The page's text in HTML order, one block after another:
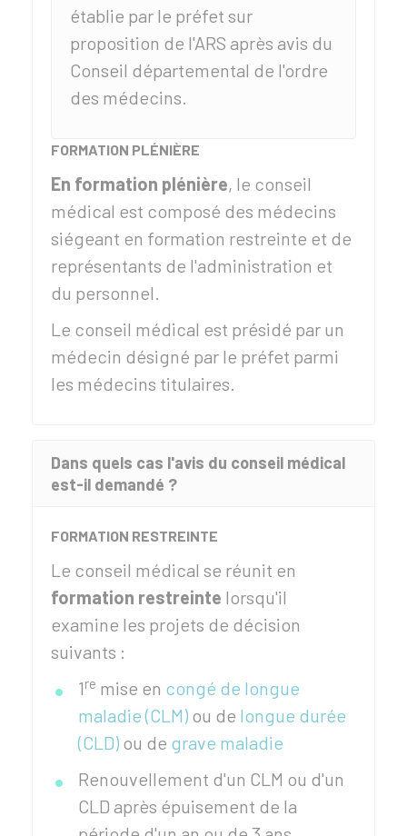
établie par le préfet sur
proposition de l'ARS après avis du
Conseil départemental de l'ordre
des médecins.
FORMATION PLÉNIÈRE
En formation plénière, le conseil
médical est composé des médecins
siégeant en formation restreinte et de
représentants de l'administration et
du personnel.
Le conseil médical est présidé par un
médecin désigné par le préfet parmi
les médecins titulaires.
Dans quels cas l'avis du conseil médical
est-il demandé ?
FORMATION RESTREINTE
Le conseil médical se réunit en
formation restreinte lorsqu'il
examine les projets de décision
suivants :
1re mise en congé de longue
maladie (CLM) ou de longue durée
(CLD) ou de grave maladie
Renouvellement d'un CLM ou d'un
CLD après épuisement de la